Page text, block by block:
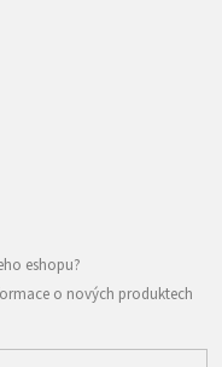
o nových produktech